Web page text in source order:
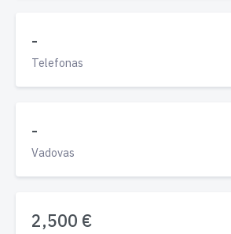
-
Telefonas
-
Vadovas
2,500 €